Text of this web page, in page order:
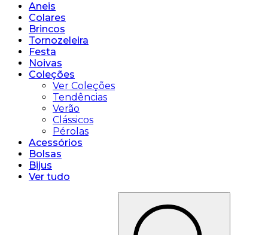
Aneis
Colares
Brincos
Tornozeleira
Festa
Noivas
Coleções
Ver Coleções
Tendências
Verão
Clássicos
Pérolas
Acessórios
Bolsas
Bijus
Ver tudo